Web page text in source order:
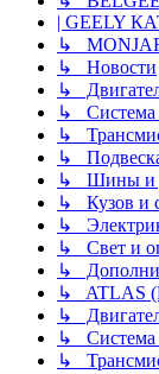
| GEELY
↳
↳ Новости
↳
↳ Система
↳
↳
↳ Шины и
↳ Кузов и
↳
↳ Свет и
↳
↳ ATLAS
↳
↳ Система
↳